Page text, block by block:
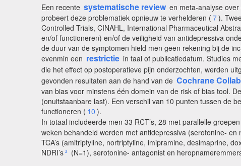
Een recente systematische review en meta-analyse over
probeert deze problematiek opnieuw te verhelderen ( 7).
Controlled Trials, CINAHL, International Pharmaceutical
en/of functioneren) en/of de veiligheid van antidepressiva
de duur van de symptomen hield men geen rekening bij de
evenmin een restrictie in taal of publicatiedatum. Studies
die het effect op postoperatieve pijn onderzochten, werden
gevonden resultaten aan de hand van de Cochrane
van bias voor minstens één domein van de risk of bias tool.
(onuitstaanbare last). Een verschil van 10 punten tussen de
functioneren ( 10 ).
In totaal includeerde men 33 RCT’s, 28 met parallelle
weken behandeld werden met antidepressiva (serotonine-
TCA’s (amitriptyline, nortriptyline, imipramine, desimaprine,
NDRI’s² (N=1), serotonine- antagonist en